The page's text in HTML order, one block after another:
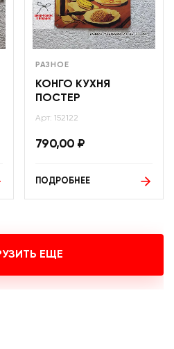
РАЗНОЕ
КОНГО КУХНЯ
ПОСТЕР
Арт: 152122
790,00 ₽
ПОДРОБНЕЕ
ЕЩЕ